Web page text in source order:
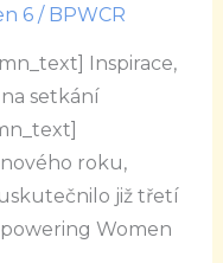
6/ BPWCR
Inspirace,
setkání
roku,
již třetí
Women